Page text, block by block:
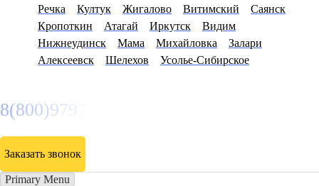
Речка
Култук Жигалово Витимский
Саянск
Кропоткин
Атагай Иркутск
Видим
Нижнеудинск
Мама Михайловка
Залари
Алексеевск
Шелехов Усолье-Сибирское
8(800)9797043
Заказать звонок
Primary Menu